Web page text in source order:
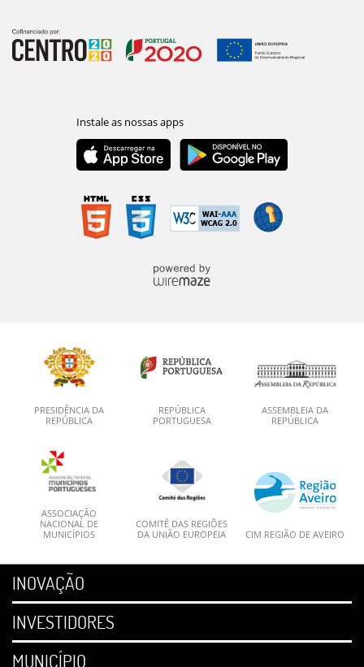
PRESIDÊNCIA DA
REPÚBLICA
REPÚBLICA
PORTUGUESA
ASSEMBLEIA DA
REPÚBLICA
ASSOCIAÇÃO
NACIONAL DE
MUNICÍPIOS
COMITÉ DAS REGIÕES
DA UNIÃO EUROPEIA
CIM REGIÃO DE AVEIRO
INOVAÇÃO
INVESTIDORES
MUNICÍPIO